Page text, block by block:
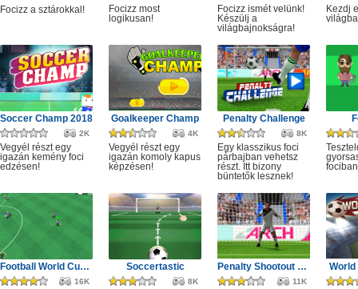
Focizz a sztárokkal!
Focizz most
logikusan!
Focizz ismét velünk!
Készülj a
világbajnokságra!
Kezdj
Soccer Champ 2018
2K
Vegyél részt egy
igazán kemény foci
edzésen!
Goalkeeper Champ
4K
Vegyél részt egy
igazán komoly kapus
képzésen!
Penalty Challenge
8K
Egy klasszikus foci
párbajban vehetsz
részt. Itt bizony
büntetők lesznek!
Football World Cup 2019
16K
Soccertastic
8K
Penalty Shootout Game
11K
World